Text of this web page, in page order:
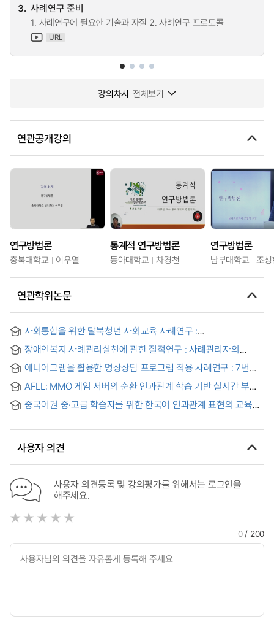
3. 사례연구 준비
1. 사례연구에 필요한 기술과 자질 2. 사례연구 프로토콜
URL
강의차시 전체보기
연관공개강의
연구방법론
충북대학교 이우열
통계적 연구방법론
동아대학교 차경천
연구방법론
남부대학교 조
연관학위논문
사회통합을 위한 탈북청년 사회교육 사례연구 :
Social Education of Young North Korean Refugees for
Social Intergration
장애인복지 사례관리실천에 관한 질적연구 : 사례관리자의
에니어그램을 활용한 명상상담 프로그램 적용 사례연구 : 7번
Meditation Counseling Program using the Enneagram :
Focusing on Type 7
AFLL: MMO 게임 서버의 순환 인과관계 학습 기반 실시간 부하
Servers Based on Circular Causality Learning
중국어권 중·고급 학습자를 위한 한국어 인과관계 표현의 교육
사용자 의견
사용자 의견등록 및 강의평가를 위해서는 로그인을
해주세요.
0/ 200